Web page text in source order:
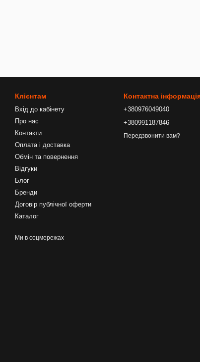
Клієнтам
Вхід до кабінету
Про нас
Контакти
Оплата і доставка
Обмін та повернення
Відгуки
Блог
Бренди
Договір публічної оферти
Каталог
Ми в соцмережах
Контактна
+380976049040
+380991187846
Передзвонити вам?